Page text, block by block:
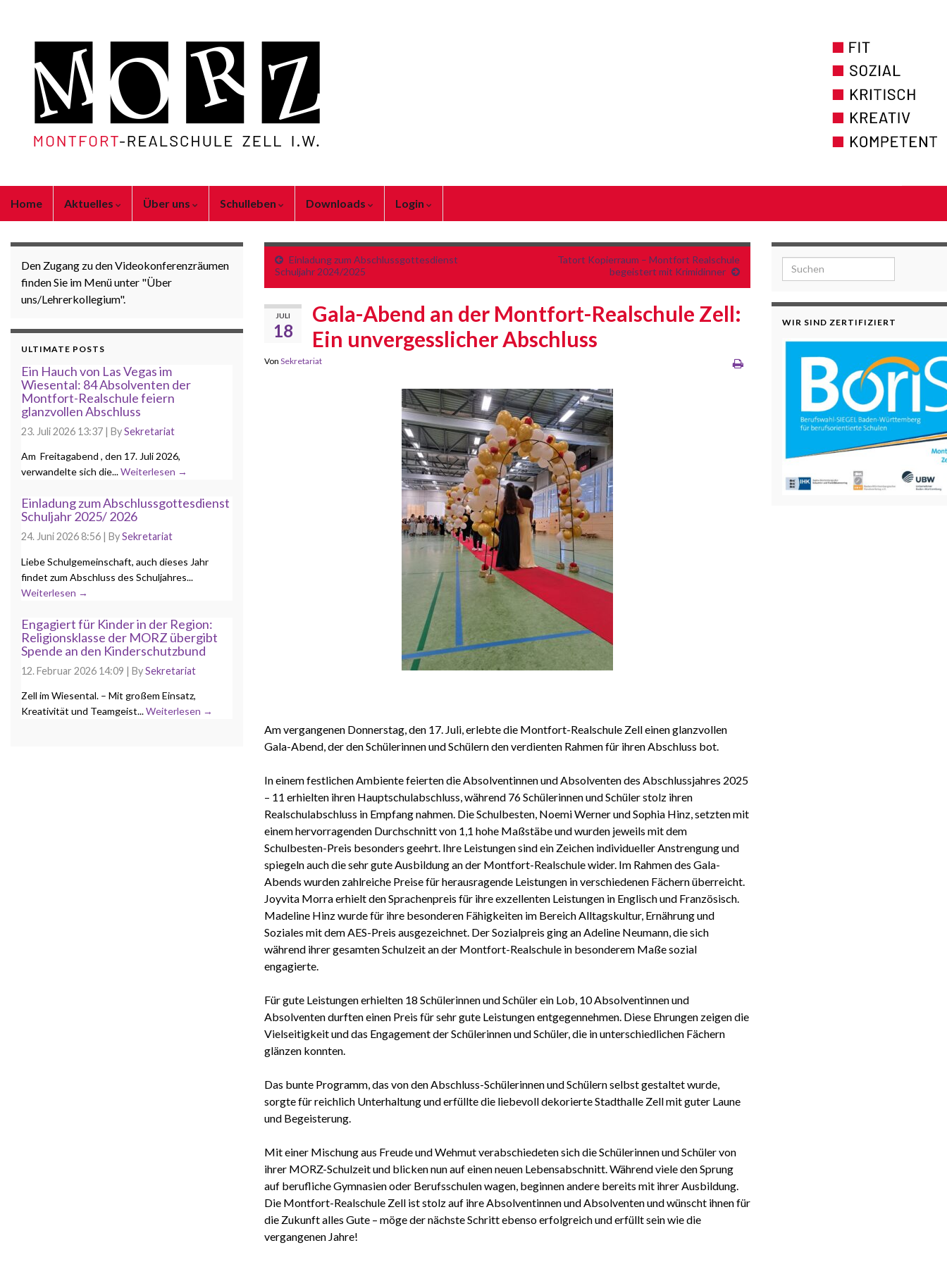
Home Aktuelles Über uns Schulleben Downloads Login
Einladung zum Abschlussgottesdienst
Schuljahr 2024/2025
Tatort Kopierraum – Montfort Realschule
begeistert mit Krimidinner
JULI
18
Gala-Abend an der Montfort-Realschule Zell:
Ein unvergesslicher Abschluss
Von Sekretariat
Am vergangenen Donnerstag, den 17. Juli, erlebte die Montfort-Realschule Zell einen glanzvollen
Gala-Abend, der den Schülerinnen und Schülern den verdienten Rahmen für ihren Abschluss bot.
In einem festlichen Ambiente feierten die Absolventinnen und Absolventen des Abschlussjahres 2025
– 11 erhielten ihren Hauptschulabschluss, während 76 Schülerinnen und Schüler stolz ihren
Realschulabschluss in Empfang nahmen. Die Schulbesten, Noemi Werner und Sophia Hinz, setzten mit
einem hervorragenden Durchschnitt von 1,1 hohe Maßstäbe und wurden jeweils mit dem
Schulbesten-Preis besonders geehrt. Ihre Leistungen sind ein Zeichen individueller Anstrengung und
spiegeln auch die sehr gute Ausbildung an der Montfort-Realschule wider. Im Rahmen des Gala-
Abends wurden zahlreiche Preise für herausragende Leistungen in verschiedenen Fächern überreicht.
Joyvita Morra erhielt den Sprachenpreis für ihre exzellenten Leistungen in Englisch und Französisch.
Madeline Hinz wurde für ihre besonderen Fähigkeiten im Bereich Alltagskultur, Ernährung und
Soziales mit dem AES-Preis ausgezeichnet. Der Sozialpreis ging an Adeline Neumann, die sich
während ihrer gesamten Schulzeit an der Montfort-Realschule in besonderem Maße sozial
engagierte.
Für gute Leistungen erhielten 18 Schülerinnen und Schüler ein Lob, 10 Absolventinnen und
Absolventen durften einen Preis für sehr gute Leistungen entgegennehmen. Diese Ehrungen zeigen die
Vielseitigkeit und das Engagement der Schülerinnen und Schüler, die in unterschiedlichen Fächern
glänzen konnten.
Das bunte Programm, das von den Abschluss-Schülerinnen und Schülern selbst gestaltet wurde,
sorgte für reichlich Unterhaltung und erfüllte die liebevoll dekorierte Stadthalle Zell mit guter Laune
und Begeisterung.
Mit einer Mischung aus Freude und Wehmut verabschiedeten sich die Schülerinnen und Schüler von
ihrer MORZ-Schulzeit und blicken nun auf einen neuen Lebensabschnitt. Während viele den Sprung
auf berufliche Gymnasien oder Berufsschulen wagen, beginnen andere bereits mit ihrer Ausbildung.
Die Montfort-Realschule Zell ist stolz auf ihre Absolventinnen und Absolventen und wünscht ihnen für
die Zukunft alles Gute – möge der nächste Schritt ebenso erfolgreich und erfüllt sein wie die
vergangenen Jahre!
Den Zugang zu den Videokonferenzräumen
finden Sie im Menü unter "Über
uns/Lehrerkollegium".
ULTIMATE POSTS
Ein Hauch von Las Vegas im
Wiesental: 84 Absolventen der
Montfort-Realschule feiern
glanzvollen Abschluss
23. Juli 2026 13:37 | BySekretariat
Am Freitagabend , den 17. Juli 2026,
verwandelte sich die...Weiterlesen →
Einladung zum Abschlussgottesdienst
Schuljahr 2025/ 2026
24. Juni 2026 8:56 | BySekretariat
Liebe Schulgemeinschaft, auch dieses Jahr
findet zum Abschluss des Schuljahres...
Weiterlesen →
Engagiert für Kinder in der Region:
Religionsklasse der MORZ übergibt
Spende an den Kinderschutzbund
12. Februar 2026 14:09 | BySekretariat
Zell im Wiesental. – Mit großem Einsatz,
Kreativität und Teamgeist...Weiterlesen →
Search for:
WIR SIND ZERTIFIZIERT